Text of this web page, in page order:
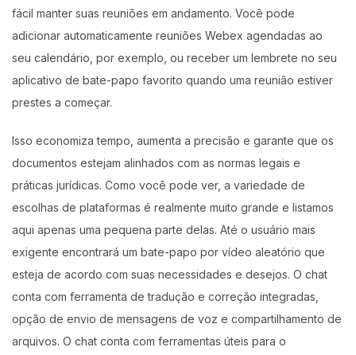
fácil manter suas reuniões em andamento. Você pode
adicionar automaticamente reuniões Webex agendadas ao
seu calendário, por exemplo, ou receber um lembrete no seu
aplicativo de bate-papo favorito quando uma reunião estiver
prestes a começar.
Isso economiza tempo, aumenta a precisão e garante que os
documentos estejam alinhados com as normas legais e
práticas jurídicas. Como você pode ver, a variedade de
escolhas de plataformas é realmente muito grande e listamos
aqui apenas uma pequena parte delas. Até o usuário mais
exigente encontrará um bate-papo por vídeo aleatório que
esteja de acordo com suas necessidades e desejos. O chat
conta com ferramenta de tradução e correção integradas,
opção de envio de mensagens de voz e compartilhamento de
arquivos. O chat conta com ferramentas úteis para o